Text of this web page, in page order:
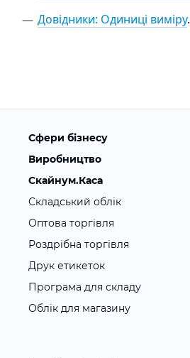
Довідники: Одиниці виміру.
Сфери бізнесу
Виробництво
Скайнум.Каса
Складський облік
Оптова торгівля
Роздрібна торгівля
Друк етикеток
Програма для складу
Облік для магазину